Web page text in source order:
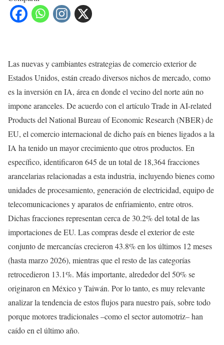
Las nuevas y cambiantes estrategias de comercio exterior de
Estados Unidos, están creado diversos nichos de mercado, como
es la inversión en IA, área en donde el vecino del norte aún no
impone aranceles. De acuerdo con el artículo Trade in AI-related
Products del National Bureau of Economic Research (NBER) de
EU, el comercio internacional de dicho país en bienes ligados a la
IA ha tenido un mayor crecimiento que otros productos. En
específico, identificaron 645 de un total de 18,364 fracciones
arancelarias relacionadas a esta industria, incluyendo bienes como
unidades de procesamiento, generación de electricidad, equipo de
telecomunicaciones y aparatos de enfriamiento, entre otros.
Dichas fracciones representan cerca de 30.2% del total de las
importaciones de EU. Las compras desde el exterior de este
conjunto de mercancías crecieron 43.8% en los últimos 12 meses
(hasta marzo 2026), mientras que el resto de las categorías
retrocedieron 13.1%. Más importante, alrededor del 50% se
originaron en México y Taiwán. Por lo tanto, es muy relevante
analizar la tendencia de estos flujos para nuestro país, sobre todo
porque motores tradicionales –como el sector automotriz– han
caído en el último año.